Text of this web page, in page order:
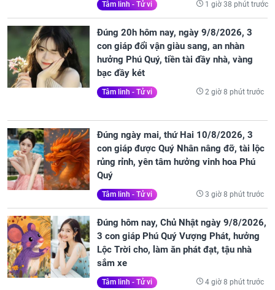
Tâm linh - Tử vi 1 giờ 38 phút trước
Đúng 20h hôm nay, ngày 9/8/2026, 3
con giáp đổi vận giàu sang, an nhàn
hưởng Phú Quý, tiền tài đầy nhà, vàng
bạc đầy két
Tâm linh - Tử vi 2 giờ 8 phút trước
Đúng ngày mai, thứ Hai 10/8/2026, 3
con giáp được Quý Nhân nâng đỡ, tài lộc
rủng rỉnh, yên tâm hưởng vinh hoa Phú
Quý
Tâm linh - Tử vi 3 giờ 8 phút trước
Đúng hôm nay, Chủ Nhật ngày 9/8/2026,
3 con giáp Phú Quý Vượng Phát, hưởng
Lộc Trời cho, làm ăn phát đạt, tậu nhà
sắm xe
Tâm linh - Tử vi 4 giờ 8 phút trước